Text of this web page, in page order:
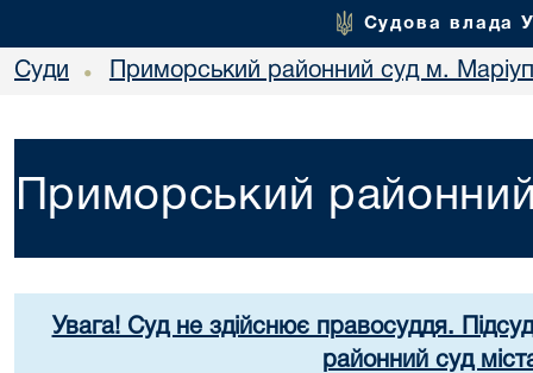
Судова влада
Суди • Приморський районний суд м.
Приморський
Увага! Суд не здійснює правосуддя.
районний суд